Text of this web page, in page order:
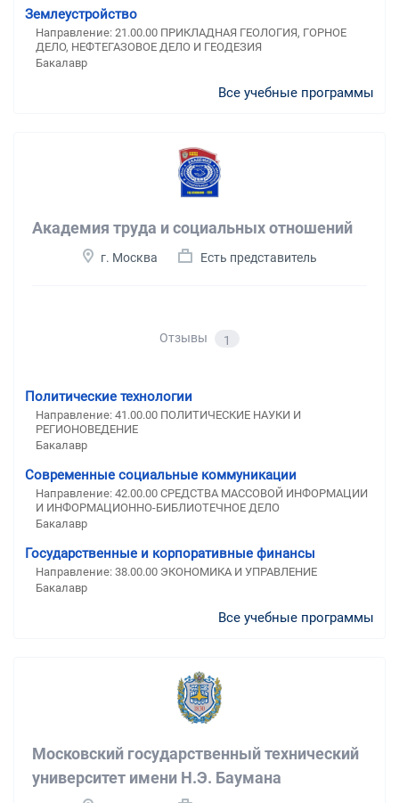
Землеустройство
Направление: 21.00.00 ПРИКЛАДНАЯ ГЕОЛОГИЯ, ГОРНОЕ
ДЕЛО, НЕФТЕГАЗОВОЕ ДЕЛО И ГЕОДЕЗИЯ
Бакалавр
Все учебные программы
Академия труда и социальных отношений
г. Москва Есть представитель
Отзывы 1
Политические технологии
Направление: 41.00.00 ПОЛИТИЧЕСКИЕ НАУКИ И
РЕГИОНОВЕДЕНИЕ
Бакалавр
Современные социальные коммуникации
Направление: 42.00.00 СРЕДСТВА МАССОВОЙ ИНФОРМАЦИИ
И ИНФОРМАЦИОННО-БИБЛИОТЕЧНОЕ ДЕЛО
Бакалавр
Государственные и корпоративные финансы
Направление: 38.00.00 ЭКОНОМИКА И УПРАВЛЕНИЕ
Бакалавр
Все учебные программы
Московский государственный технический
университет имени Н.Э. Баумана